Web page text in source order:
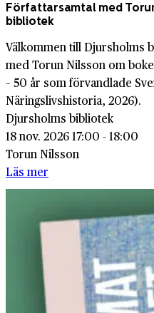
Författarsamtal med
bibliotek
Välkommen till Djursholms
med Torun Nilsson om
– 50 år som förvandlade
Näringslivshistoria, 2026).
Djursholms bibliotek
18 nov. 2026 17:00 - 18:00
Torun Nilsson
Läs mer